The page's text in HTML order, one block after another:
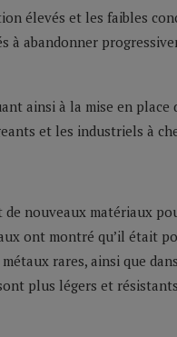
élevés et les faibles
à abandonner
ainsi à la mise en place
et les industriels à
nouveaux matériaux
ont montré qu’il était
rares, ainsi que
plus légers et